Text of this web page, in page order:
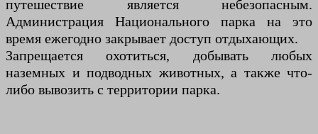
путешествие является небезопасным.
Администрация Национального парка на это
время ежегодно закрывает доступ отдыхающих.
Запрещается охотиться, добывать любых
наземных и подводных животных, а также что-
либо вывозить с территории парка.